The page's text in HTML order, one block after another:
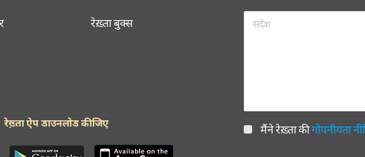
रेख़्ता बुक्स
मैंने रेख़्ता कीगोपनीयता
रेख़्ता ऐप डाउनलोड कीजिए